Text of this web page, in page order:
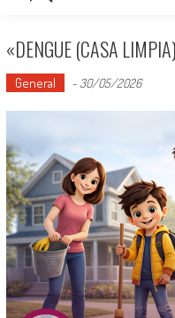
«DENGUE (CASA
General - 30/05/2026